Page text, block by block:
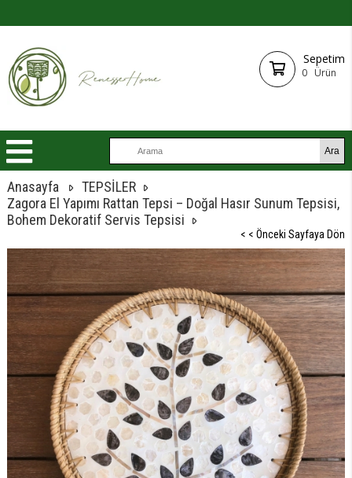
Sepetim
0 Ürün
Anasayfa
TEPSİLER
Zagora El Yapımı Rattan Tepsi – Doğal Hasır Sunum Tepsisi,
Bohem Dekoratif Servis Tepsisi
< < Önceki Sayfaya Dön